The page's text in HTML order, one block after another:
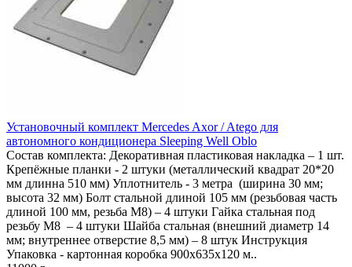
Установочный комплект Mercedes Axor / Atego для
автономного кондиционера Sleeping Well Oblo
Состав комплекта: Декоративная пластиковая накладка – 1 шт.
Крепёжные планки - 2 штуки (металлический квадрат 20*20
мм длинна 510 мм) Уплотнитель - 3 метра (ширина 30 мм;
высота 32 мм) Болт стальной длиной 105 мм (резьбовая часть
длиной 100 мм, резьба М8) – 4 штуки Гайка стальная под
резьбу М8 – 4 штуки Шайба стальная (внешний диаметр 14
мм; внутреннее отверстие 8,5 мм) – 8 штук Инструкция
Упаковка - картонная коробка 900х635х120 м..